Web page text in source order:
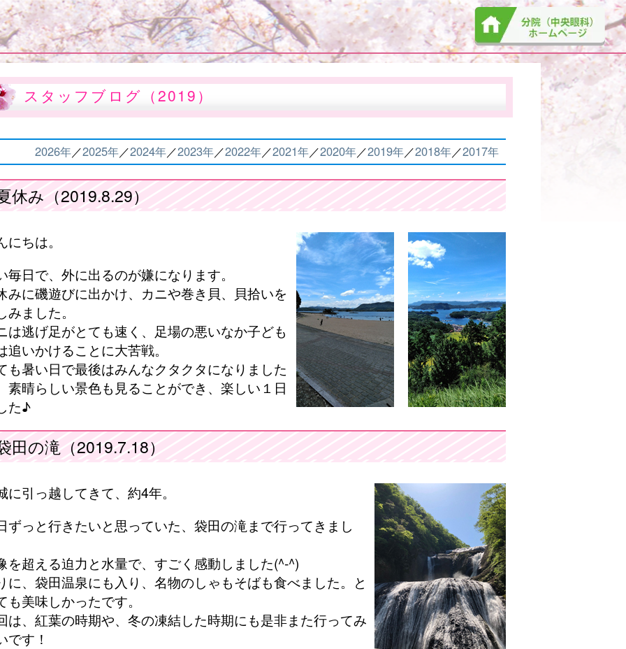
スタッフブログ（2019）
2026年／2025年／2024年／2023年／2022年／2021年／2020年／2019年／2018年／2017年
休み（2019.8.29）
にちは。
毎日で、外に出るのが嫌になります。
みに磯遊びに出かけ、カニや巻き貝、貝拾いを
みました。
は逃げ足がとても速く、足場の悪いなか子ども
追いかけることに大苦戦。
も暑い日で最後はみんなクタクタになりました
素晴らしい景色も見ることができ、楽しい１日
た♪
田の滝（2019.7.18）
に引っ越してきて、約4年。
ずっと行きたいと思っていた、袋田の滝まで行ってきまし
を超える迫力と水量で、すごく感動しました(^-^)
に、袋田温泉にも入り、名物のしゃもそばも食べました。と
も美味しかったです。
は、紅葉の時期や、冬の凍結した時期にも是非また行ってみ
です！